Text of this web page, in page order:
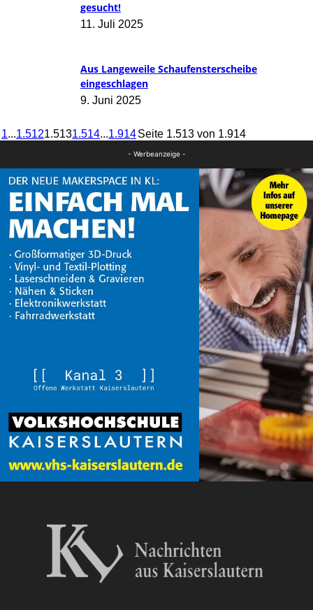
gesucht!
11. Juli 2025
Aus Langeweile Schaufensterscheibe
eingeschlagen
9. Juni 2025
1...1.5121.5131.514...1.914Seite 1.513 von 1.914
- Werbeanzeige -